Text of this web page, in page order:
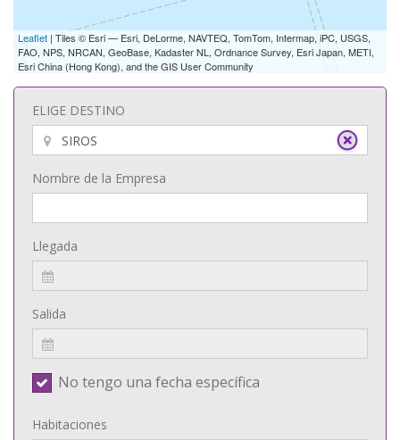
Leaflet | Tiles © Esri — Esri, DeLorme, NAVTEQ, TomTom, Intermap, iPC, USGS,
FAO, NPS, NRCAN, GeoBase, Kadaster NL, Ordnance Survey, Esri Japan, METI,
Esri China (Hong Kong), and the GIS User Community
ELIGE DESTINO
Nombre de la Empresa
Llegada
Salida
No tengo una fecha específica
Habitaciones